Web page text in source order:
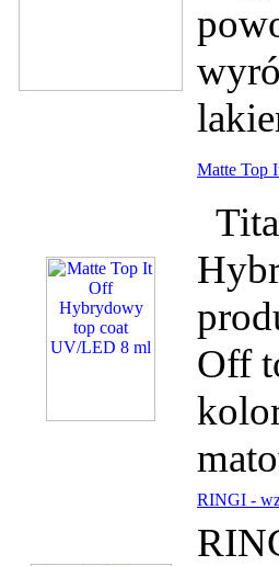
Matte Top
Off
RINGI -